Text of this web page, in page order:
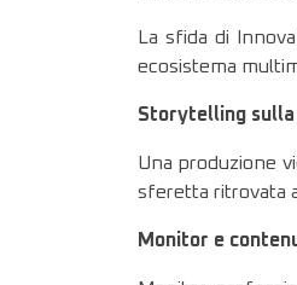
La sfida di
ecosistema
Storytelling sulla
Una produzione
sferetta ritrovata
Monitor e